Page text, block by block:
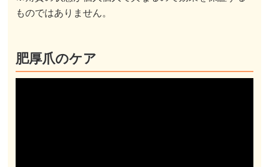
ものではありません。
肥厚爪のケア